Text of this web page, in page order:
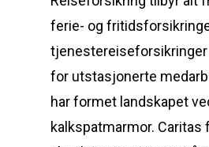
ferie- og
for utstasjonerte
har formet landskapet
kalkspatmarmor. Caritas